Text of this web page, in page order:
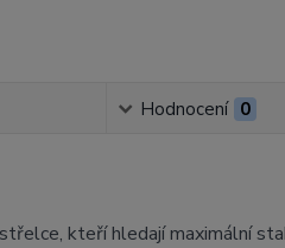
Hodnocení 0
kteří hledají maximální